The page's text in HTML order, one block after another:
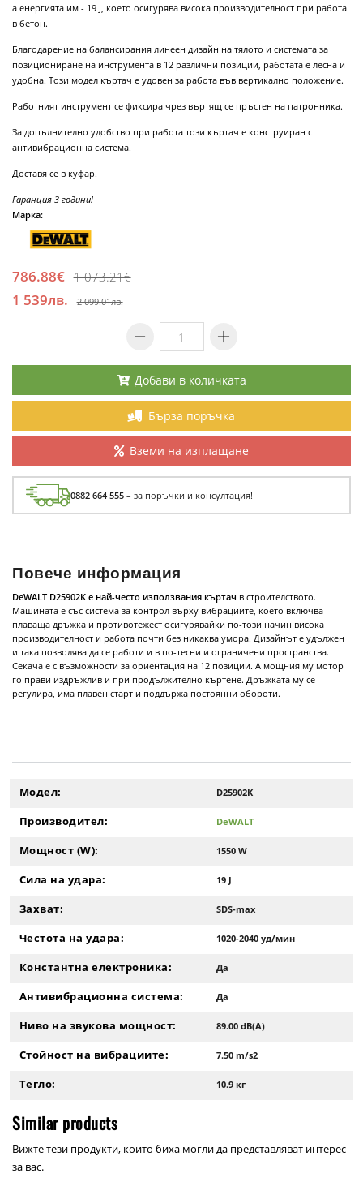
а енергията им - 19 J, което осигурява висока производителност при работа
в бетон.
Благодарение на балансирания линеен дизайн на тялото и системата за
позициониране на инструмента в 12 различни позиции, работата е лесна и
удобна. Този модел къртач е удовен за работа във вертикално положение.
Работният инструмент се фиксира чрез въртящ се пръстен на патронника.
За допълнително удобство при работа този къртач е конструиран с
антивибрационна система.
Доставя се в куфар.
Гаранция 3 години!
Марка:
786.88€ 1 073.21€
1 539лв. 2 099.01лв.
Добави в количката
Бърза поръчка
Вземи на изплащане
0882 664 555 – за поръчки и консултация!
Повече информация
DeWALT D25902K е най-често използвания къртач в строителството.
Машината е със система за контрол върху вибрациите, което включва
плаваща дръжка и противотежест осигурявайки по-този начин висока
производителност и работа почти без никаква умора. Дизайнът е удължен
и така позволява да се работи и в по-тесни и ограничени пространства.
Секача е с възможности за ориентация на 12 позиции. А мощния му мотор
го прави издръжлив и при продължително къртене. Дръжката му се
регулира, има плавен старт и поддържа постоянни обороти.
Модел: D25902K
Производител: DeWALT
Мощност (W): 1550 W
Сила на удара: 19 J
Захват: SDS-max
Честота на удара: 1020-2040 уд/мин
Константна електроника: Да
Антивибрационна система: Да
Ниво на звукова мощност: 89.00 dB(A)
Стойност на вибрациите: 7.50 m/s2
Тегло: 10.9 кг
Similar products
Вижте тези продукти, които биха могли да представляват интерес
за вас.